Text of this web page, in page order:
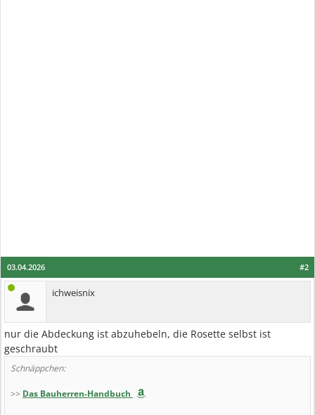
#2
03.04.2026
ichweisnix
nur die Abdeckung ist abzuhebeln, die Rosette selbst ist
geschraubt
Schnäppchen:
>> Das Bauherren-Handbuch